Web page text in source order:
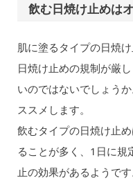
飲む日焼け止めは
肌に塗るタイプの日焼
日焼け止めの規制が厳
いのではないでしょう
ススメします。
飲むタイプの日焼け止
ることが多く、1日に規
止の効果があるようで